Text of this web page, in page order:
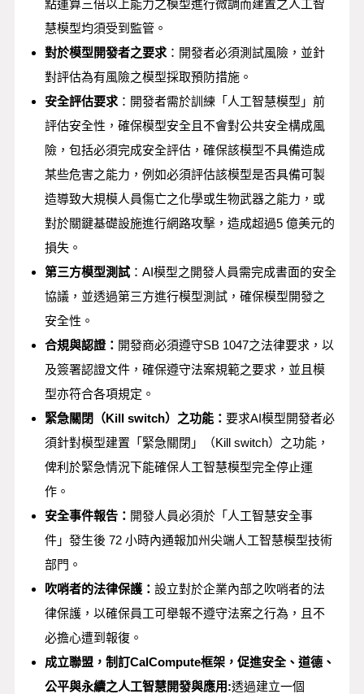
點運算三倍以上能力之模型進行微調而建置之人工智
慧模型均須受到監管。
對於模型開發者之要求 ：開發者必須測試風險，並針
對評估為有風險之模型採取預防措施。
安全評估要求 ：開發者需於訓練「人工智慧模型」前
評估安全性，確保模型安全且不會對公共安全構成風
險，包括必須完成安全評估，確保該模型不具備造成
某些危害之能力，例如必須評估該模型是否具備可製
造導致大規模人員傷亡之化學或生物武器之能力，或
對於關鍵基礎設施進行網路攻擊，造成超過5 億美元的
損失。
第三方模型測試 ：AI模型之開發人員需完成書面的安全
協議，並透過第三方進行模型測試，確保模型開發之
安全性。
合規與認證： 開發商必須遵守SB 1047之法律要求，以
及簽署認證文件，確保遵守法案規範之要求，並且模
型亦符合各項規定。
緊急關閉（Kill switch）之功能：要求AI模型開發者必
須針對模型建置「緊急關閉」（Kill switch）之功能，
俾利於緊急情況下能確保人工智慧模型完全停止運
作。
安全事件報告： 開發人員必須於「人工智慧安全事
件」發生後 72 小時內通報加州尖端人工智慧模型技術
部門。
吹哨者的法律保護：設立對於企業內部之吹哨者的法
律保護，以確保員工可舉報不遵守法案之行為，且不
必擔心遭到報復。
成立聯盟，制訂CalCompute框架，促進安全、道德、
公平與永續之人工智慧開發與應用:透過建立一個